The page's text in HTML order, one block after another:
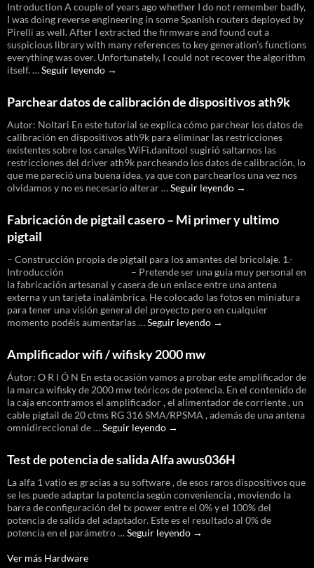
Introduction A couple of years ago whether I do not remember badly,
I was doing reverse engineering in some Spanish routers deployed by
Pirelli as well. After I extracted the firmware and found out a
suspicious library with many references to key generation’s functions
everything was over. Unfortunately, I could not recover the algorithm
itself. …Seguir leyendo Default
generation
algorithm
for
Pirelli
routers
in
Argentina
→
Parchear datos de calibración de dispositivos ath9k
Autor: Noltari En este tutorial se explica cómo parchear los datos de
calibración en dispositivos ath9k para eliminar las restricciones
existentes sobre los canales WiFi.danitool sugirió saltarnos las
restricciones del driver ath9k parcheando los datos de calibración, lo
que me pareció una buena idea, ya que con parchearlos una vez nos
olvidamos y no es necesario alterar …Seguir leyendo Parchear
calibración
ath9k
→
Fabricación de pigtail casero – Mi primer y ultimo
pigtail
– Construcción propia de pigtail para los amantes del bricolaje. 1.-
Introducción – Pretende ser una guía muy personal en
la fabricación artesanal y casera de un enlace entre una antena
externa y un tarjeta inalámbrica. He colocado las fotos en miniatura
para tener una visión general del proyecto pero en cualquier
momento podéis aumentarlas …Seguir leyendo Fabricación
Mi
primer
y
ultimo
→
Amplificador wifi / wifisky 2000 mw
Áutor: O R I Ó N En esta ocasión vamos a probar este amplificador de
la marca wifisky de 2000 mw teóricos de potencia. En el contenido de
la caja encontramos el amplificador , el alimentador de corriente , un
cable pigtail de 20 ctms RG 316 SMA/RPSMA , además de una antena
omnidireccional de …Seguir leyendo Amplificador
wifisky
2000
mw
→
Test de potencia de salida Alfa awus036H
La alfa 1 vatio es gracias a su software , de esos raros dispositivos que
se les puede adaptar la potencia según conveniencia , moviendo la
barra de configuración del tx power entre el 0% y el 100% del
potencia de salida del adaptador. Este es el resultado al 0% de
potencia en el parámetro …Seguir leyendo Test
→
Ver más Hardware